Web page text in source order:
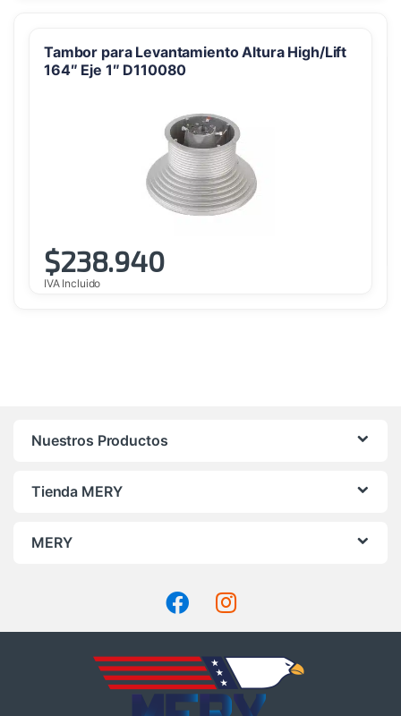
Tambor para Levantamiento Altura High/Lift
164″ Eje 1″ D110080
$238.940
IVA Incluido
Nuestros Productos
Tienda MERY
MERY